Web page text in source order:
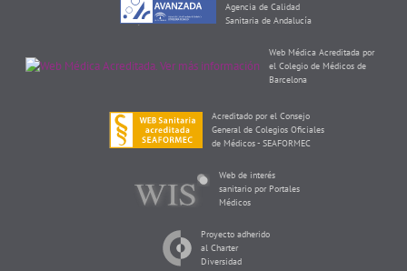
Agencia de Calidad
Sanitaria de Andalucía
Web Médica Acreditada por
el Colegio de Médicos de
Barcelona
Acreditado por el Consejo
General de Colegios Oficiales
de Médicos - SEAFORMEC
Web de interés
sanitario por Portales
Médicos
Proyecto adherido
al Charter
Diversidad